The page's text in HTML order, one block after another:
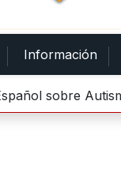
Información
sobre Autismo |